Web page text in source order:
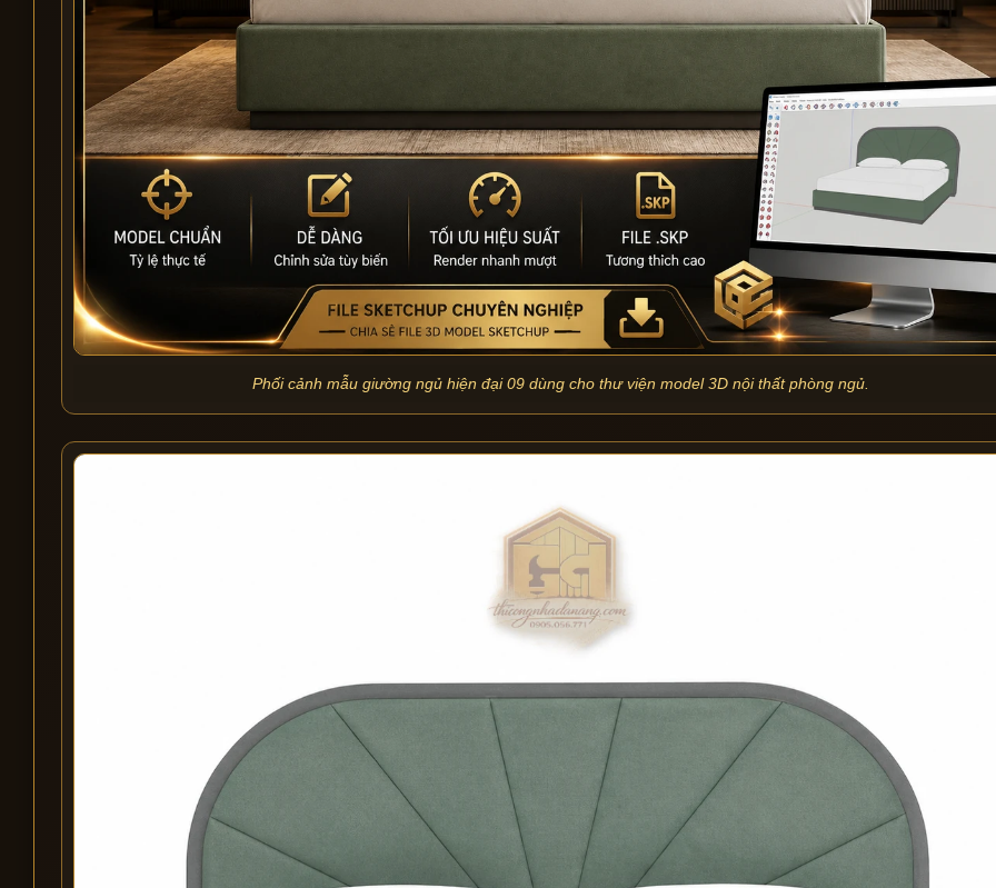
Phối cảnh mẫu giường ngủ hiện đại 09 dùng cho thư viện model 3D nội thất phòng ngủ.